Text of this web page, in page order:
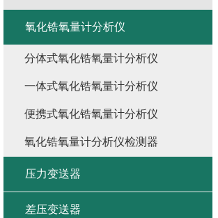
氧化锆氧量计分析仪
分体式氧化锆氧量计分析仪
一体式氧化锆氧量计分析仪
便携式氧化锆氧量计分析仪
氧化锆氧量计分析仪检测器
压力变送器
差压变送器